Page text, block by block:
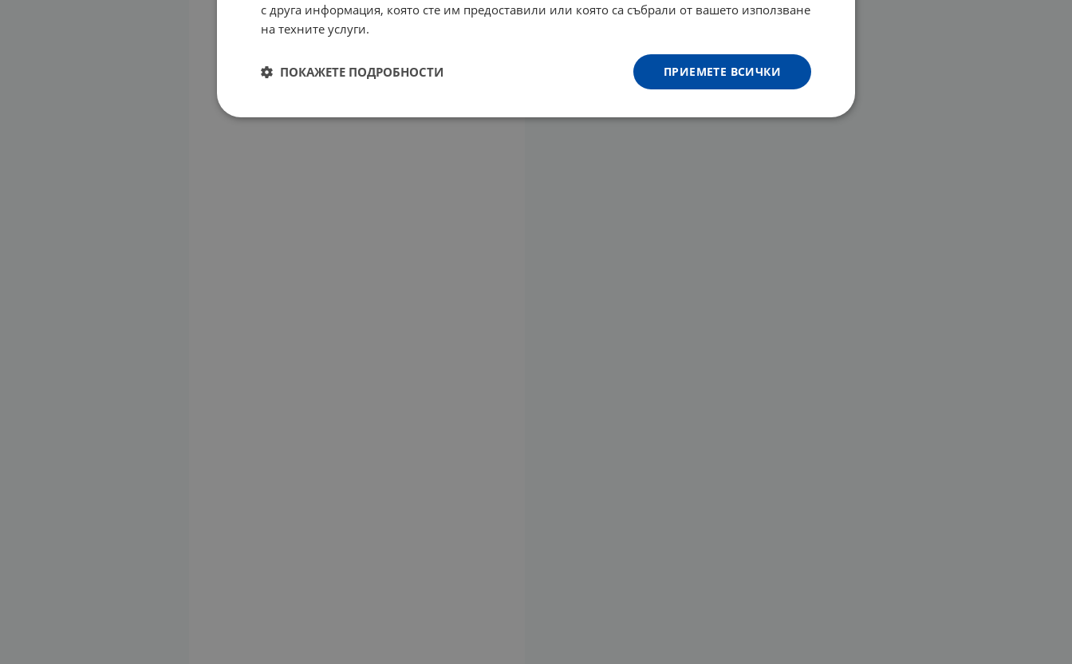
с друга информация, която сте им предоставили или която са събрали от вашето използване
на техните услуги.
ПРИЕМЕТЕ ВСИЧКИ
ПОКАЖЕТЕ ПОДРОБНОСТИ